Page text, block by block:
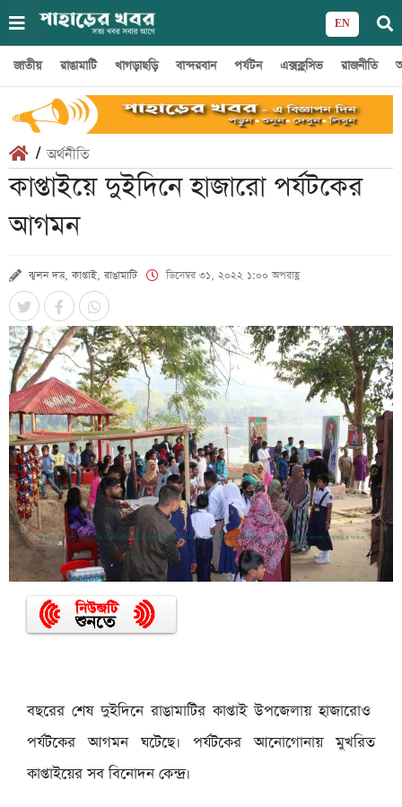
EN
জাতীয় রাঙামাটি খাগড়াছড়ি বান্দরবান পর্যটন এক্সক্লুসিভ রাজনীতি
/অর্থনীতি
কাপ্তাইয়ে দুইদিনে হাজারো পর্যটকের
আগমন
ঝুলন দত্ত, কাপ্তাই, রাঙামাটি ডিসেম্বর ৩১, ২০২২ ১:০০ অপরাহ্ণ
বছরের শেষ দুইদিনে রাঙামাটির কাপ্তাই উপজেলায় হাজারোও
পর্যটকের আগমন ঘটেছে। পর্যটকের আনোগোনায় মুখরিত
কাপ্তাইয়ের সব বিনোদন কেন্দ্র।